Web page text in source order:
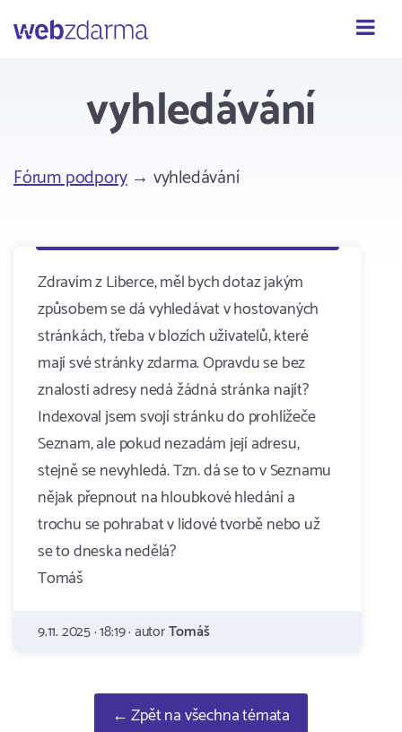
Webzdarma
vyhledávání
Fórum podpory→ vyhledávání
Zdravím z Liberce, měl bych dotaz jakým
způsobem se dá vyhledávat v hostovaných
stránkách, třeba v blozích uživatelů, které
mají své stránky zdarma. Opravdu se bez
znalosti adresy nedá žádná stránka najít?
Indexoval jsem svojí stránku do prohlížeče
Seznam, ale pokud nezadám její adresu,
stejně se nevyhledá. Tzn. dá se to v Seznamu
nějak přepnout na hloubkové hledání a
trochu se pohrabat v lidové tvorbě nebo už
se to dneska nedělá?
Tomáš
9.11. 2025 · 18:19 · autorTomáš
← Zpět na všechna témata